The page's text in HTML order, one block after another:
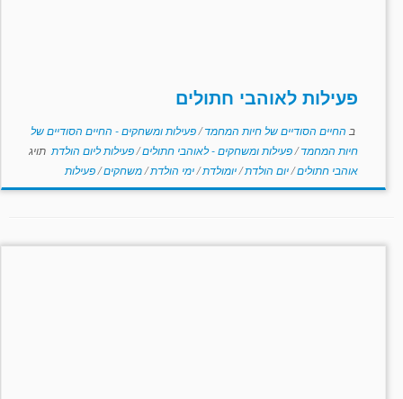
פעילות לאוהבי חתולים
ב החיים הסודיים של חיות המחמד/פעילות ומשחקים - החיים הסודיים של
חיות המחמד/פעילות ומשחקים - לאוהבי חתולים/פעילות ליום הולדת תויג
אוהבי חתולים/יום הולדת/יומולדת/ימי הולדת/משחקים/פעילות